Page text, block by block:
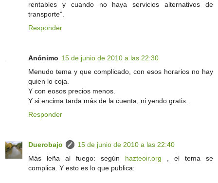
rentables y cuando no haya servicios alternativos de
transporte”.
Responder
Anónimo 15 de junio de 2010 a las 22:30
Menudo tema y que complicado, con esos horarios no hay
quien lo coja.
Y con eosos precios menos.
Y si encima tarda más de la cuenta, ni yendo gratis.
Responder
Duerobajo
15 de junio de 2010 a las 22:40
Más leña al fuego: según hazteoir.org , el tema se
complica. Y esto es lo que publica: